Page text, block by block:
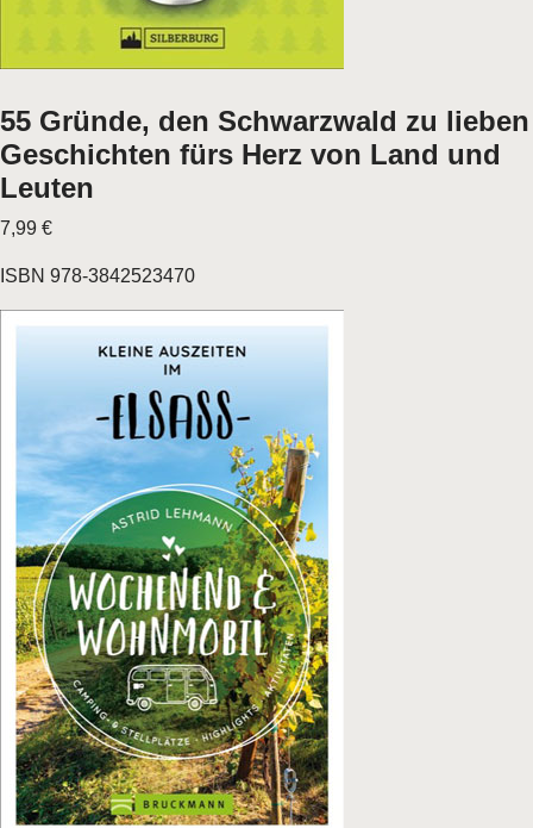
55 Gründe, den Schwarzwald zu lieben
Geschichten fürs Herz von Land und
Leuten
7,99 €
ISBN 978-3842523470